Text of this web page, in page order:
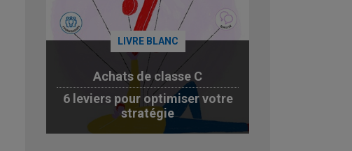
LIVRE BLANC
Achats de classe C
6 leviers pour optimiser votre
stratégie